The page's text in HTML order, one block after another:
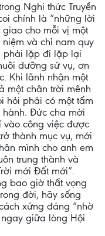
Nghi thức Truyền
chính là “những lời
giao cho mỗi vị một
và chỉ nam quy
phải lặp đi lặp lại
dưỡng sứ vụ, ơn
Khi lãnh nhận một
một chân trời mênh
hỏi phải có một tấm
Đức cha mời
vào công việc được
thành mục vụ, mới
mình cho anh em
trung thành và
mới Đất mới”.
bao giờ thất vọng
đời, hãy sống
xứng đáng “nhờ
giữa lòng Hội